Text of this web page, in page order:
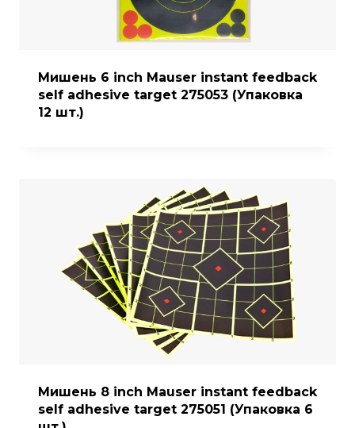
Мишень 6 inch Mauser instant feedback
self adhesive target 275053 (Упаковка
12 шт.)
Мишень 8 inch Mauser instant feedback
self adhesive target 275051 (Упаковка 6